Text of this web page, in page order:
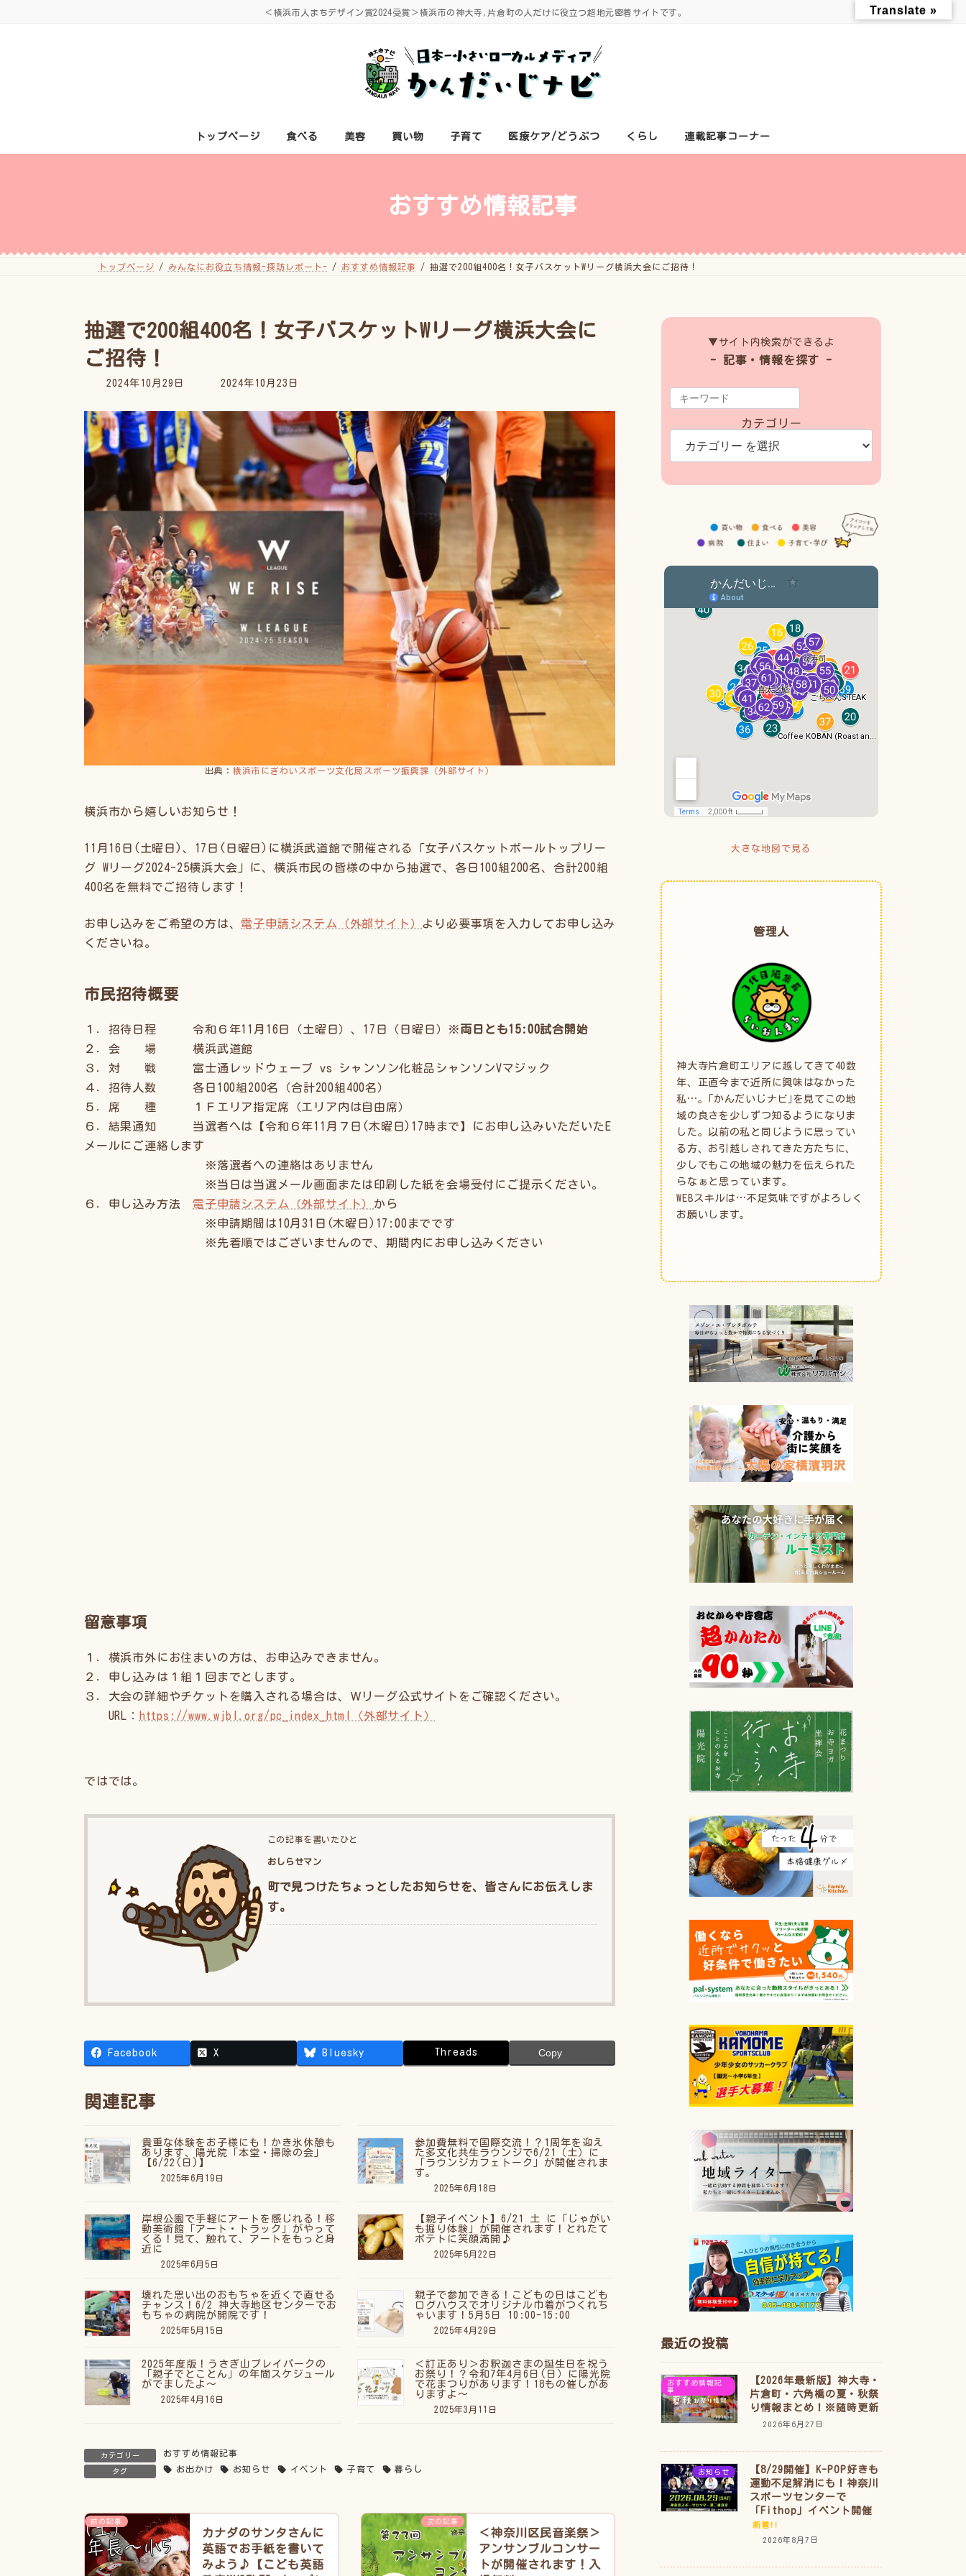
＜横浜市人まちデザイン賞2024受賞＞横浜市の神大寺,片倉町の人だけに役立つ超地元密着サイトです。
トップページ 食べる 美容 買い物 子育て 医療ケア/どうぶつ くらし 連載記事コーナー
おすすめ情報記事
トップページ みんなにお役立ち情報-探訪レポート- おすすめ情報記事 抽選で200組400名！女子バスケットWリーグ横浜大会にご招待！
抽選で200組400名！女子バスケットWリーグ横浜大会に
ご招待！
2024年10月29日
最
新
時
:
2024年10月23日
出典：横浜市にぎわいスポーツ文化局スポーツ振興課（外部サイト）
横浜市から嬉しいお知らせ！
11月16日(土曜日)、17日(日曜日)に横浜武道館で開催される「女子バスケットボールトップリー
グ Wリーグ2024-25横浜大会」に、横浜市民の皆様の中から抽選で、各日100組200名、合計200組
400名を無料でご招待します！
お申し込みをご希望の方は、 電子申請システム（外部サイト） より必要事項を入力してお申し込み
くださいね。
市民招待概要
１．招待日程 令和６年11月16日（土曜日）、17日（日曜日）※両日とも15:00試合開始
２．会 場 横浜武道館
３．対 戦 富士通レッドウェーブ vs シャンソン化粧品シャンソンVマジック
４．招待人数 各日100組200名（合計200組400名）
５．席 種 １Ｆエリア指定席（エリア内は自由席）
６．結果通知 当選者へは【令和６年11月７日(木曜日)17時まで】にお申し込みいただいたE
メールにご連絡します
※落選者への連絡はありません
※当日は当選メール画面または印刷した紙を会場受付にご提示ください。
６．申し込み方法 電子申請システム（外部サイト） から
※申請期間は10月31日(木曜日)17:00までです
※先着順ではございませんので、期間内にお申し込みください
留意事項
１．横浜市外にお住まいの方は、お申込みできません。
２．申し込みは１組１回までとします。
３．大会の詳細やチケットを購入される場合は、Ｗリーグ公式サイトをご確認ください。
URL：
https://www.wjbl.org/pc_index_html（外部サイト）
ではでは。
この記事を書いたひと
おしらせマン
町で見つけたちょっとしたお知らせを、皆さんにお伝えしま
す。
Facebook X Bluesky Threads Copy
関連記事
貴重な体験をお子様にも！かき氷休憩も
あります、陽光院「本堂・掃除の会」
【6/22(日)】
2025年6月19日
参加費無料で国際交流！？1周年を迎え
た多文化共生ラウンジで6/21（土）に
「ラウンジカフェトーク」が開催されま
す。
2025年6月18日
岸根公園で手軽にアートを感じれる！移
動美術館「アート・トラック」がやって
くる！見て、触れて、アートをもっと身
近に
2025年6月5日
【親子イベント】6/21 土 に「じゃがい
も掘り体験」が開催されます！とれたて
ポテトに笑顔満開♪
2025年5月22日
壊れた思い出のおもちゃを近くで直せる
チャンス！6/2 神大寺地区センターでお
もちゃの病院が開院です！
2025年5月15日
親子で参加できる！こどもの日はこども
ログハウスでオリジナル巾着がつくれち
ゃいます！5月5日 10:00-15:00
2025年4月29日
2025年度版！うさぎ山プレイパークの
「親子でとことん」の年間スケジュール
がでましたよ〜
2025年4月16日
＜訂正あり＞お釈迦さまの誕生日を祝う
お祭り！？令和7年4月6日(日）に陽光院
で花まつりがあります！18もの催しがあ
りますよ〜
2025年3月11日
カテゴリー おすすめ情報記事
タグ お出かけ お知らせ イベント 子育て 暮らし
前の記事
カナダのサンタさんに
英語でお手紙を書いて
みよう♪【こども英語
次の記事
＜神奈川区民音楽祭＞
アンサンブルコンサー
トが開催されます！入
▼サイト内検索ができるよ
- 記事・情報を探す -
カテゴリー
大きな地図で見る
管理人
神大寺片倉町エリアに越してきて40数
年、正直今まで近所に興味はなかった
私…。｢かんだいじナビ｣を見てこの地
域の良さを少しずつ知るようになりま
した。以前の私と同じように思ってい
る方、お引越しされてきた方たちに、
少しでもこの地域の魅力を伝えられた
らなぁと思っています。
WEBスキルは…不足気味ですがよろしく
お願いします。
最近の投稿
おすすめ情報記
事
【2026年最新版】神大寺・
片倉町・六角橋の夏・秋祭
り情報まとめ！※随時更新
2026年6月27日
お知らせ
【8/29開催】K-POP好きも
運動不足解消にも！神奈川
スポーツセンターで
「Fithop」イベント開催
新着!!
2026年8月7日
Translate »